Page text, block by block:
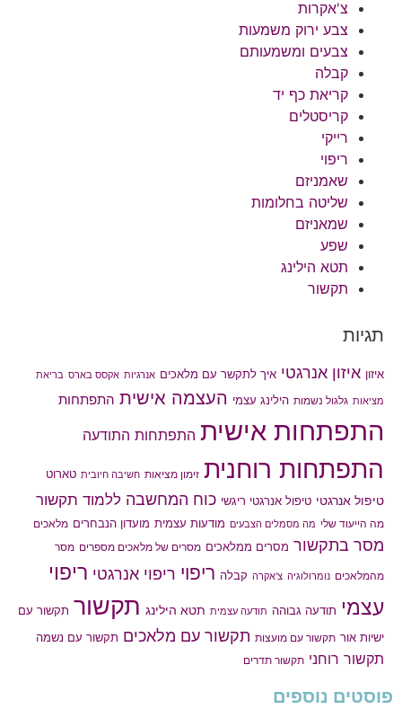
צ'אקרות
צבע ירוק משמעות
צבעים ומשמעותם
קבלה
קריאת כף יד
קריסטלים
רייקי
ריפוי
שאמניזם
שליטה בחלומות
שמאניזם
שפע
תטא הילינג
תקשור
תגיות
איזון איזון אנרגטי איך לתקשר עם מלאכים אנרגיות אקסס בארס בריאת
מציאות גלגול נשמות הילינג עצמי העצמה אישית התפתחות
התפתחות אישית התפתחות התודעה
התפתחות רוחנית זימון מציאות חשיבה חיובית טארוט
טיפול אנרגטי טיפול אנרגטי ריגשי כוח המחשבה ללמוד תקשור
מה הייעוד שלי מה מסמלים הצבעים מודעות עצמית מועדון הנבחרים מלאכים
מסר בתקשור מסרים ממלאכים מסרים של מלאכים מספרים מסר
מהמלאכים נומרולוגיה צ'אקרה קבלה ריפוי ריפוי אנרגטי ריפוי
עצמי תודעה גבוהה תודעה עצמית תטא הילינג תקשור תקשור עם
ישיות אור תקשור עם מועצות תקשור עם מלאכים תקשור עם נשמה
תקשור רוחני תקשור תדרים
פוסטים נוספים